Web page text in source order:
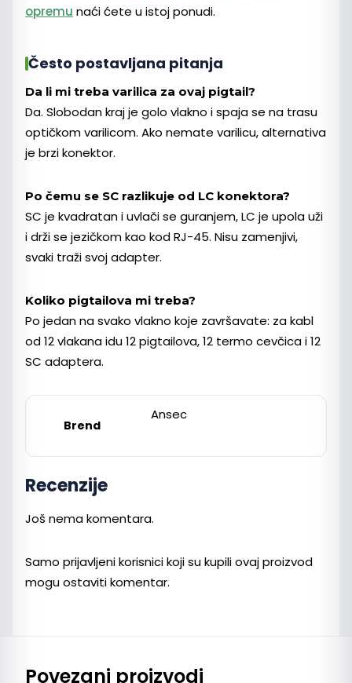
opremu naći ćete u istoj ponudi.
Često postavljana pitanja
Da li mi treba varilica za ovaj pigtail?
Da. Slobodan kraj je golo vlakno i spaja se na trasu
optičkom varilicom. Ako nemate varilicu, alternativa
je brzi konektor.
Po čemu se SC razlikuje od LC konektora?
SC je kvadratan i uvlači se guranjem, LC je upola uži
i drži se jezičkom kao kod RJ-45. Nisu zamenjivi,
svaki traži svoj adapter.
Koliko pigtailova mi treba?
Po jedan na svako vlakno koje završavate: za kabl
od 12 vlakana idu 12 pigtailova, 12 termo cevčica i 12
SC adaptera.
Brend
Ansec
Recenzije
Još nema komentara.
Samo prijavljeni korisnici koji su kupili ovaj proizvod
mogu ostaviti komentar.
Povezani proizvodi